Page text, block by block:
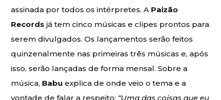
assinada por todos os intérpretes. A Paizão
Records já tem cinco músicas e clipes prontos para
serem divulgados. Os lançamentos serão feitos
quinzenalmente nas primeiras três músicas e, após
isso, serão lançadas de forma mensal. Sobre a
música, Babu explica de onde veio o tema e a
vontade de falar a respeito: “Uma das coisas que eu